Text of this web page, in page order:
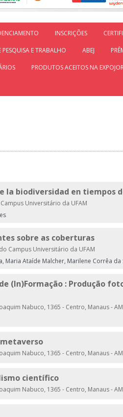
INSCRIÇÕES
PESQUISA E TRABALHO ABEJ
PRODUTOS ACEITOS NA
la biodiversidad en tiempos
Universitário da UFAM
sobre as coberturas
Campus Universitário da UFAM
Ataíde Malcher, Marilene Corrêa da
(In)Formação : Produção
Nabuco, 1365 - Centro, Manaus -
Nabuco, 1365 - Centro, Manaus -
científico
Nabuco, 1365 - Centro, Manaus -